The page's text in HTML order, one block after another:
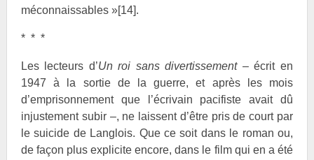
méconnaissables »[14].
* * *
Les lecteurs d’Un roi sans divertissement– écrit en
1947 à la sortie de la guerre, et après les mois
d’emprisonnement que l’écrivain pacifiste avait dû
injustement subir –, ne laissent d’être pris de court par
le suicide de Langlois. Que ce soit dans le roman ou,
de façon plus explicite encore, dans le film qui en a été